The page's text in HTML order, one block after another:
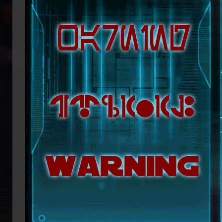
republikanische Anführerin Mon
Lage ist, möglicherweise bald die
Doch das bröckelnde Imperium ist
Truppenverbände vom Imperium
Coruscant über das weitere
mit blutiger Entschlossenheit die
Imperators. Mit seiner Armada
ihn mit der Einnahme von
Eindruck einer erneuten
sichert sich Vesperum die Loyalität